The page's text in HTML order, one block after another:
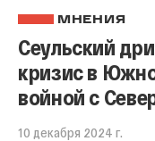
МНЕНИЯ
Сеульский
кризис в
войной с
10 декабря 2024 г.